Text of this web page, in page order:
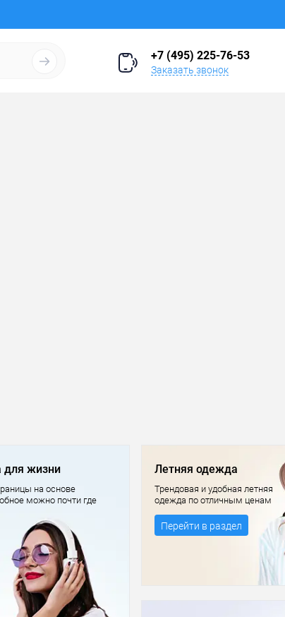
+7 (495) 225-76-53
Заказать звонок
для жизни
на основе
можно почти где
Летняя одежда
Трендовая и удобная летняя
одежда по отличным ценам
Перейти в раздел